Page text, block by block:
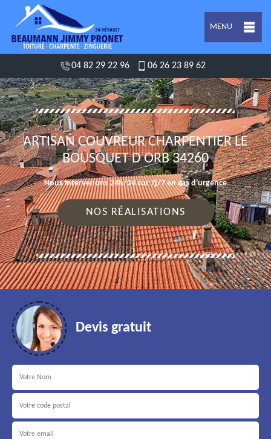
MENU
04 82 29 22 96 06 26 23 89 62
ARTISAN COUVREUR CHARPENTIER LE
BOUSQUET D ORB 34260
Nous intervenons 24h/24 sur 7j/7 en cas d'urgence
NOS RÉALISATIONS
Devis gratuit